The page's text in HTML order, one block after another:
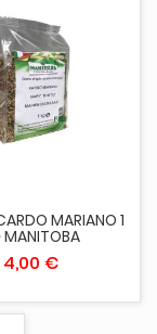
MARIANO 1
MANITOBA
4,00 €